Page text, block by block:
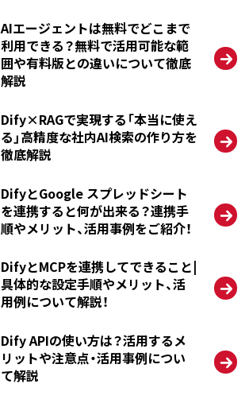
AIエージェントは無料でどこまで
利用できる？無料で活用可能な範
囲や有料版との違いについて徹底
解説
Dify×RAGで実現する「本当に使え
る」高精度な社内AI検索の作り方を
徹底解説
DifyとGoogle スプレッドシート
を連携すると何が出来る？連携手
順やメリット、活用事例をご紹介！
DifyとMCPを連携してできること|
具体的な設定手順やメリット、活
用例について解説！
Dify APIの使い方は？活用するメ
リットや注意点・活用事例につい
て解説